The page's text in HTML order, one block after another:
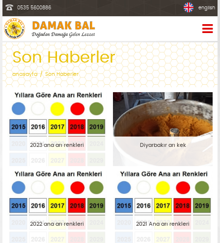
0535 5600886 english
Son Haberler
anasayfa Son Haberler
2023 ana arı renkleri Diyarbakır arı kek
2022 ana arı renkleri 2021 Ana arı renkleri